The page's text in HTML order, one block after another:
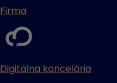
Firma
Digitálna kancelária